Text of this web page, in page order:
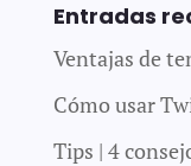
Entradas
Ventajas de
Cómo usar
Tips | 4